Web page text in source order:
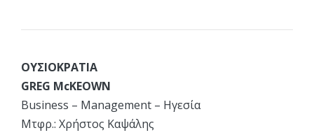
ΟΥΣΙΟΚΡΑΤΙΑ
GREG McKEOWN
Business – Management – Ηγεσία
Μτφρ.: Χρήστος Καψάλης